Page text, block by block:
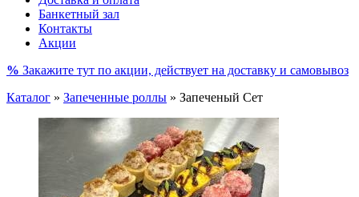
Банкетный зал
Контакты
Акции
% Закажите тут по акции, действует на доставку и самовывоз
Каталог » Запеченные роллы » Запеченый Сет